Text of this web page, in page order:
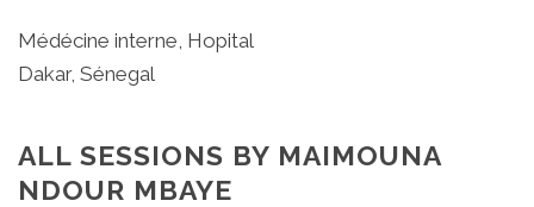
Médécine interne, Hopital
Dakar, Sénegal
ALL SESSIONS BY MAIMOUNA
NDOUR MBAYE